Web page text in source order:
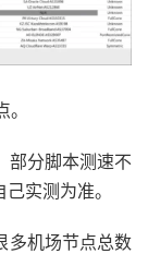
部分脚本测速不
实测为准。
多机场节点总数